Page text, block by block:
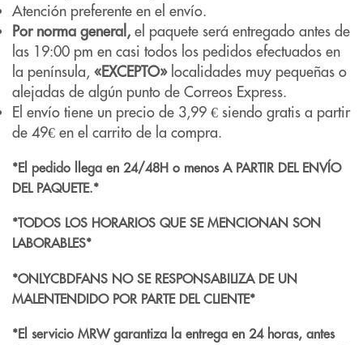
Atención preferente en el envío.
Por norma general, el paquete será entregado antes de
las 19:00 pm en casi todos los pedidos efectuados en
la península, «EXCEPTO»localidades muy pequeñas o
alejadas de algún punto de Correos Express.
El envío tiene un precio de 3,99 € siendo gratis a partir
de 49€ en el carrito de la compra.
*El pedido llega en 24/48H o menos A PARTIR DEL ENVÍO
DEL PAQUETE.*
*TODOS LOS HORARIOS QUE SE MENCIONAN SON
LABORABLES*
*ONLYCBDFANS NO SE RESPONSABILIZA DE UN
MALENTENDIDO POR PARTE DEL CLIENTE*
*El servicio MRW garantiza la entrega en 24 horas, antes